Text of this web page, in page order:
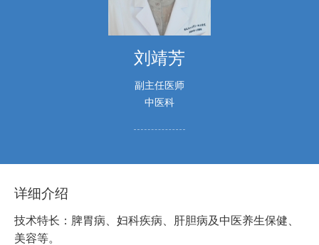
刘靖芳
副主任医师
中医科
详细介绍
技术特长：脾胃病、妇科疾病、肝胆病及中医养生保健、
美容等。